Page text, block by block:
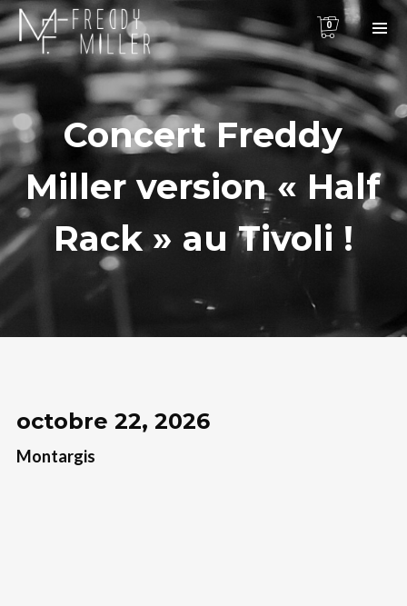
0
Concert Freddy
Miller version « Half
Rack » au Tivoli !
octobre 22, 2026
Montargis